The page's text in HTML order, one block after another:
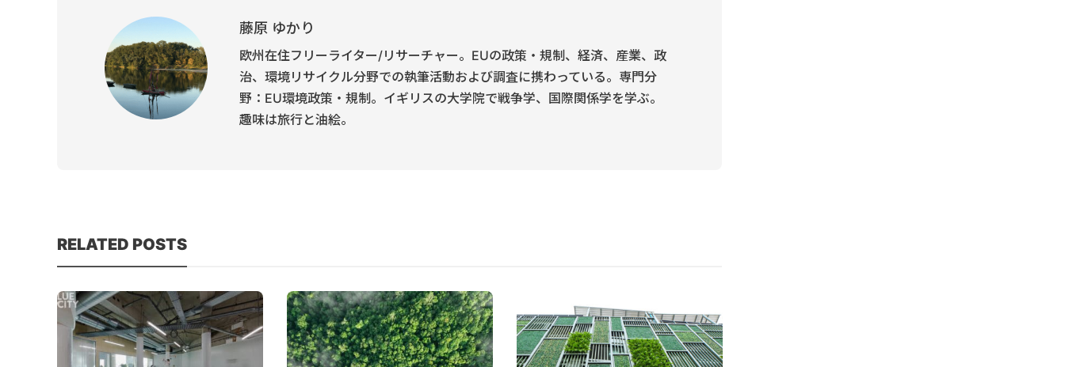
藤原 ゆかり
欧州在住フリーライター/リサーチャー。EUの政策・規制、経済、産業、政
治、環境リサイクル分野での執筆活動および調査に携わっている。専門分
野：EU環境政策・規制。イギリスの大学院で戦争学、国際関係学を学ぶ。
趣味は旅行と油絵。
RELATED POSTS